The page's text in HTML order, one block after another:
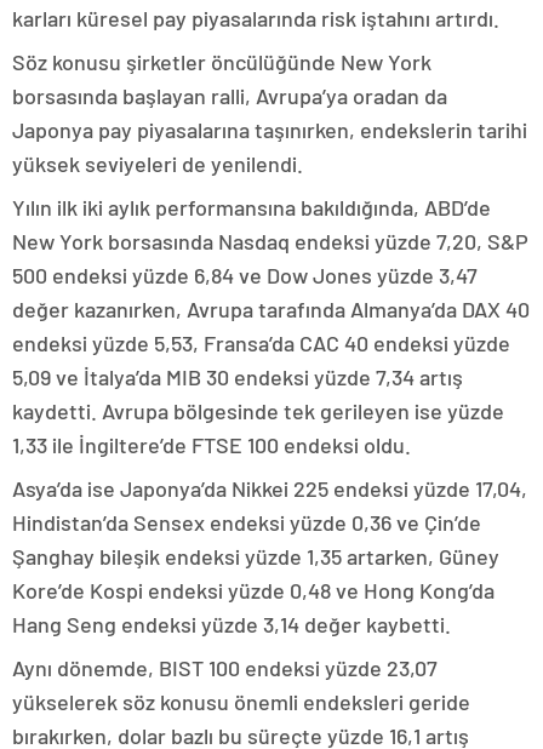
karları küresel pay piyasalarında risk iştahını artırdı.
Söz konusu şirketler öncülüğünde New York
borsasında başlayan ralli, Avrupa’ya oradan da
Japonya pay piyasalarına taşınırken, endekslerin tarihi
yüksek seviyeleri de yenilendi.
Yılın ilk iki aylık performansına bakıldığında, ABD’de
New York borsasında Nasdaq endeksi yüzde 7,20, S&P
500 endeksi yüzde 6,84 ve Dow Jones yüzde 3,47
değer kazanırken, Avrupa tarafında Almanya’da DAX 40
endeksi yüzde 5,53, Fransa’da CAC 40 endeksi yüzde
5,09 ve İtalya’da MIB 30 endeksi yüzde 7,34 artış
kaydetti. Avrupa bölgesinde tek gerileyen ise yüzde
1,33 ile İngiltere’de FTSE 100 endeksi oldu.
Asya’da ise Japonya’da Nikkei 225 endeksi yüzde 17,04,
Hindistan’da Sensex endeksi yüzde 0,36 ve Çin’de
Şanghay bileşik endeksi yüzde 1,35 artarken, Güney
Kore’de Kospi endeksi yüzde 0,48 ve Hong Kong’da
Hang Seng endeksi yüzde 3,14 değer kaybetti.
Aynı dönemde, BIST 100 endeksi yüzde 23,07
yükselerek söz konusu önemli endeksleri geride
bırakırken, dolar bazlı bu süreçte yüzde 16,1 artış